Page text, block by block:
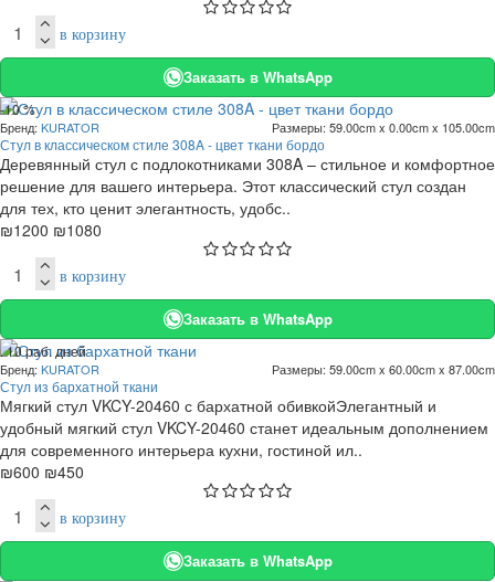
в корзину
Заказать в WhatsApp
-10 %
Бренд: KURATOR Размеры: 59.00cm x 0.00cm x 105.00cm
Стул в классическом стиле 308A - цвет ткани бордо
Деревянный стул с подлокотниками 308A – стильное и комфортное
решение для вашего интерьера. Этот классический стул создан
для тех, кто ценит элегантность, удобс..
₪1200 ₪1080
в корзину
Заказать в WhatsApp
. 10 раб. дней
-25 %
Бренд: KURATOR Размеры: 59.00cm x 60.00cm x 87.00cm
Стул из бархатной ткани
Мягкий стул VKCY-20460 с бархатной обивкойЭлегантный и
удобный мягкий стул VKCY-20460 станет идеальным дополнением
для современного интерьера кухни, гостиной ил..
₪600 ₪450
в корзину
Заказать в WhatsApp